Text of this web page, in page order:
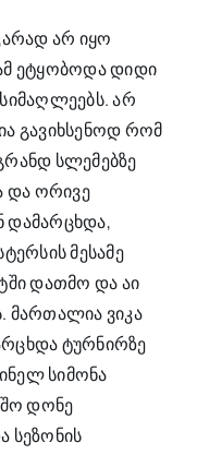
არ იყო
ეტყობოდა დიდი
არ
გავიხსენოდ რომ
სლემებზე
და ორივე
დამარცხდა,
მესამე
დათმო და აი
მართალია ვიკა
ტურნირზე
სიმონა
დონე
სეზონის